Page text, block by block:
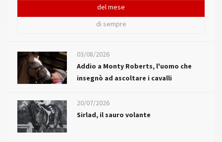
del mese
di sempre
03/08/2026
Addio a Monty Roberts, l'uomo che
insegnò ad ascoltare i cavalli
20/07/2026
Sirlad, il sauro volante